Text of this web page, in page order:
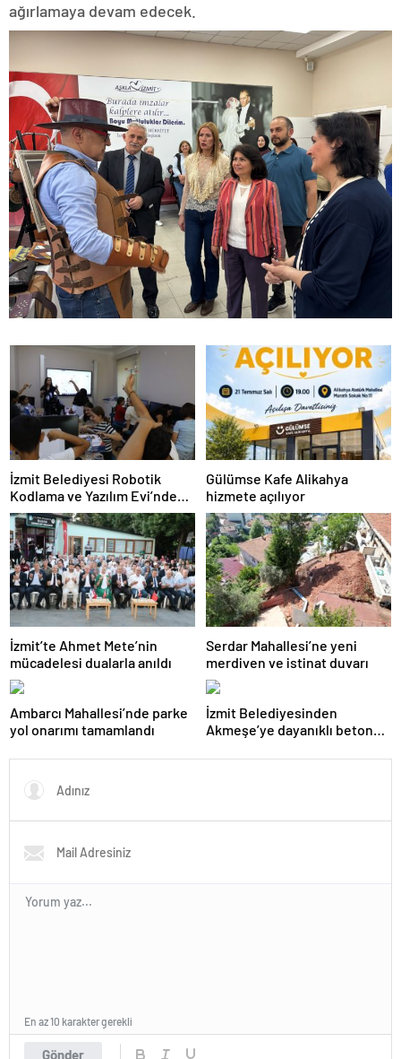
ağırlamaya devam edecek.
İzmit Belediyesi Robotik
Kodlama ve Yazılım Evi’nde
eğitimler başladı
Gülümse Kafe Alikahya
hizmete açılıyor
İzmit’te Ahmet Mete’nin
mücadelesi dualarla anıldı
Serdar Mahallesi’ne yeni
merdiven ve istinat duvarı
Ambarcı Mahallesi’nde parke
yol onarımı tamamlandı
İzmit Belediyesinden
Akmeşe’ye dayanıklı beton
Gönder
En az 10 karakter gerekli